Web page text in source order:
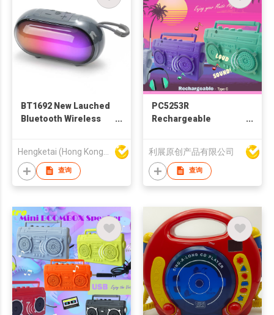
BT1692 New Lauched
Bluetooth Wireless
Bass
查询
PC5253R
Rechargeable
利展原创产品有限公司
查询